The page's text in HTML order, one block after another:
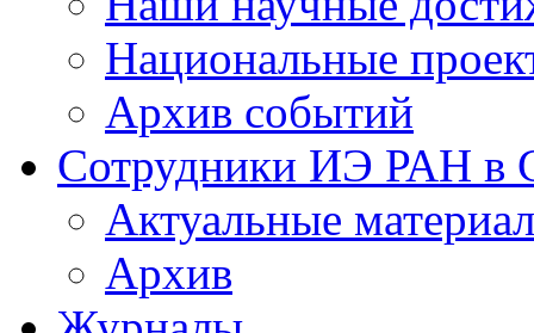
Национальные
Архив событий
Сотрудники ИЭ РАН
Актуальные
Архив